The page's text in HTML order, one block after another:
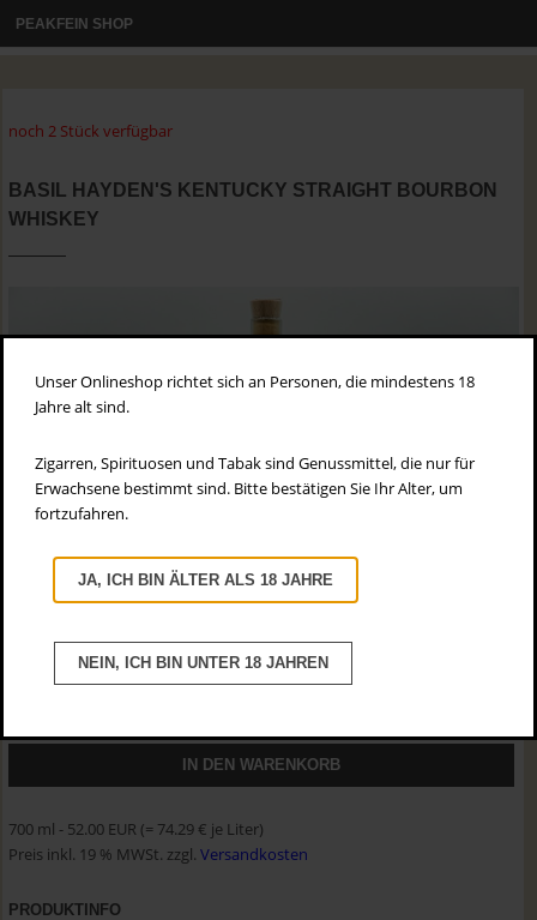
PEAKFEIN SHOP
noch 2 Stück verfügbar
BASIL HAYDEN'S KENTUCKY STRAIGHT BOURBON
WHISKEY
BESTELLEINHEIT
700 ml - 52.00 EUR (= 74.29 € je Liter)
Preis inkl. 19 % MWSt. zzgl. Versandkosten
PRODUKTINFO
Unser Onlineshop richtet sich an Personen, die mindestens 18
Jahre alt sind.
Zigarren, Spirituosen und Tabak sind Genussmittel, die nur für
Erwachsene bestimmt sind. Bitte bestätigen Sie Ihr Alter, um
fortzufahren.
JA, ICH BIN ÄLTER ALS 18 JAHRE
NEIN, ICH BIN UNTER 18 JAHREN